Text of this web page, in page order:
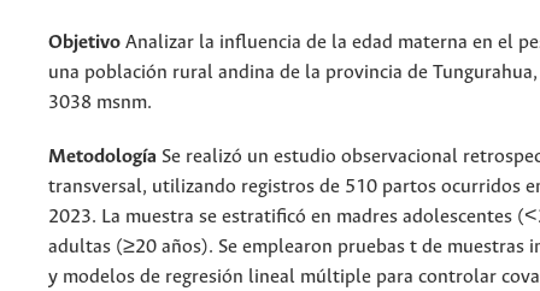
Objetivo Analizar la influencia de la edad materna en el
una población rural andina de la provincia de Tungurahua,
3038 msnm.
Metodología Se realizó un estudio observacional
transversal, utilizando registros de 510 partos ocurridos
2023. La muestra se estratificó en madres adolescentes
adultas (≥20 años). Se emplearon pruebas t de muestras
y modelos de regresión lineal múltiple para controlar